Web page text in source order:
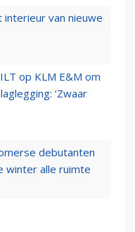
interieur van nieuwe
op KLM E&M om
‘Zwaar
debutanten
winter alle ruimte